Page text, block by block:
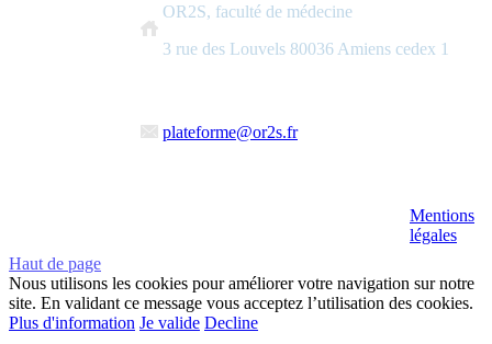
OR2S, faculté de médecine
3 rue des Louvels 80036 Amiens cedex 1
plateforme@or2s.fr
Mentions
légales
Haut de page
Nous utilisons les cookies pour améliorer votre navigation sur notre
site. En validant ce message vous acceptez l’utilisation des cookies.
Plus d'information Je valide Decline